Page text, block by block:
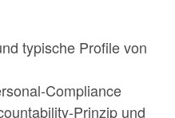
typische Profile von
Compliance
Prinzip und